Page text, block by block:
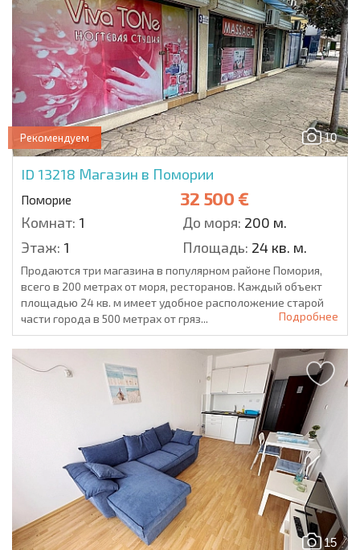
10
Рекомендуем
ID 13218 Магазин в Помории
Поморие 32 500 €
Комнат: 1 До моря: 200 м.
Этаж: 1 Площадь: 24 кв. м.
Продаются три магазина в популярном районе Помория,
всего в 200 метрах от моря, ресторанов. Каждый объект
площадью 24 кв. м имеет удобное расположение старой
части города в 500 метрах от гряз...
Подробнее
15